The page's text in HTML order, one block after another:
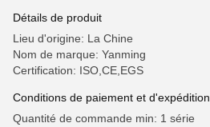
Détails de produit
Lieu d'origine: La Chine
Nom de marque: Yanming
Certification: ISO,CE,EGS
Conditions de paiement et d'expédition
Quantité de commande min: 1 série